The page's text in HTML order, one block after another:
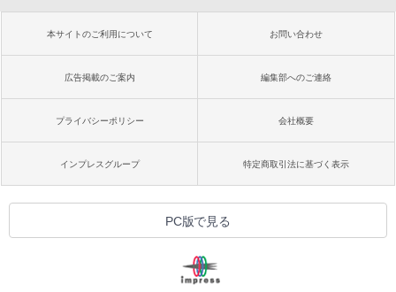
本サイトのご利用について お問い合わせ
広告掲載のご案内 編集部へのご連絡
プライバシーポリシー 会社概要
インプレスグループ 特定商取引法に基づく表示
PC版で見る